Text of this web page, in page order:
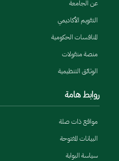
عن الجامعة
التقويم الأكاديمي
المنافسات الحكومية
منصة منقولات
الوثائق التنظيمية
روابط هامة
مواقع ذات صلة
البيانات المفتوحة
سياسة البوابة